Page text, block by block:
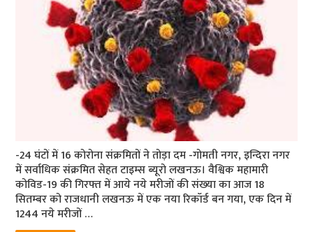
-24 घंटों में 16 कोरोना संक्रमितों ने तोड़ा दम -गोमती नगर, इन्दिरा नगर
में सर्वाधिक संक्रमित सेहत टाइम्‍स ब्‍यूरो लखनऊ। वैश्विक महामारी
कोविड-19 की गिरफ्त में आये नये मरीजों की संख्‍या का आज 18
सितम्‍बर को राजधानी लखनऊ में एक नया रिकॉर्ड बन गया, एक दिन में
1244 नये मरीजों …